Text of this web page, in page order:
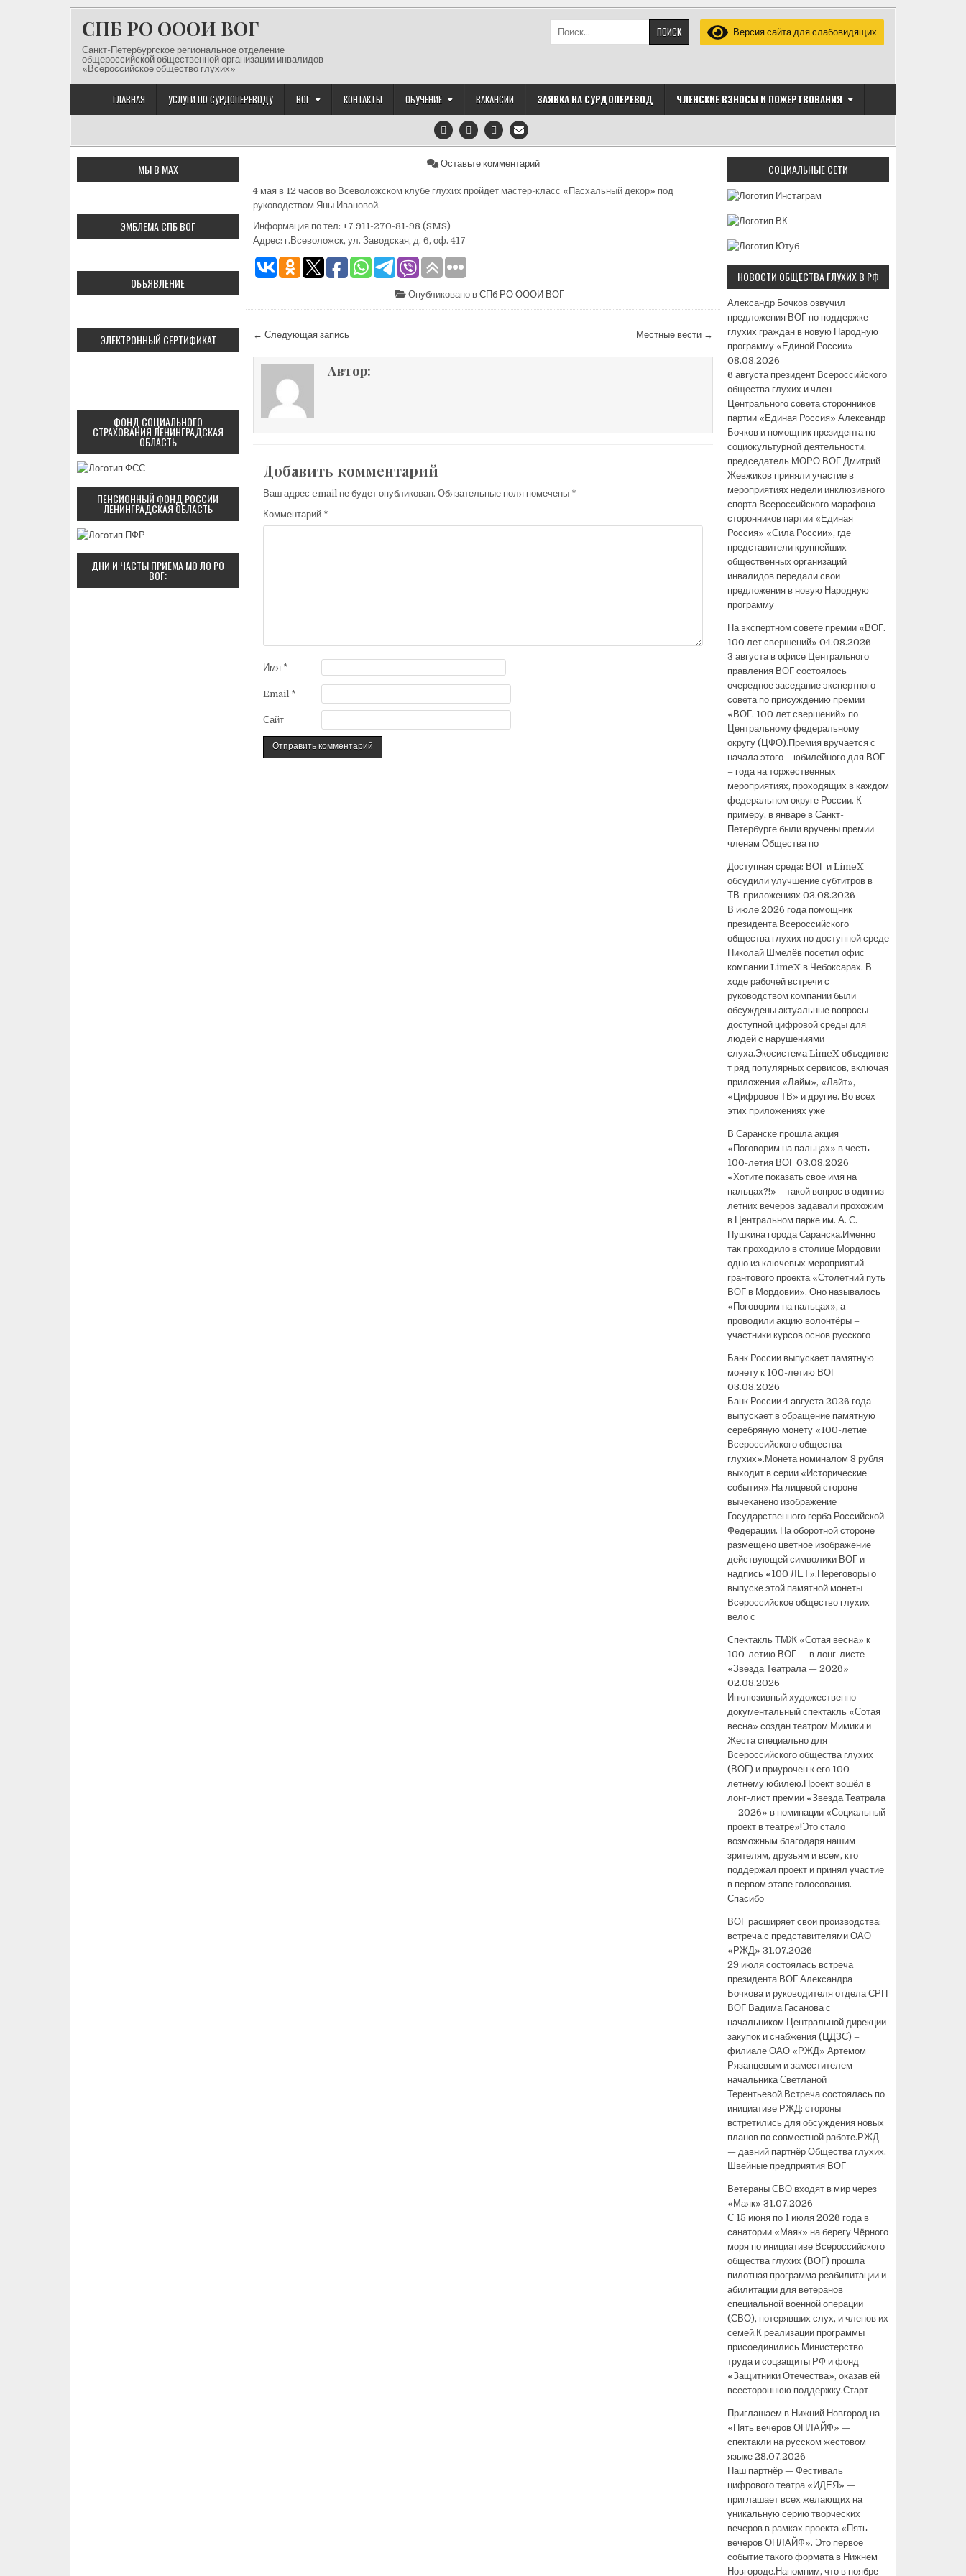
СПБ РО ОООИ ВОГ
Санкт-Петербургское региональное отделение
общероссийской общественной организации инвалидов
«Всероссийское общество глухих»
Версия сайта для слабовидящих
Найти:
ГЛАВНАЯ УСЛУГИ ПО СУРДОПЕРЕВОДУ ВОГ КОНТАКТЫ ОБУЧЕНИЕ ВАКАНСИИ ЗАЯВКА НА СУРДОПЕРЕВОД ЧЛЕНСКИЕ ВЗНОСЫ И ПОЖЕРТВОВАНИЯ
Оставьте комментарийна
4 мая в 12 часов во Всеволожском клубе глухих пройдет мастер-класс «Пасхальный декор» под
руководством Яны Ивановой.
Информация по тел: +7 911-270-81-98 (SMS)
Адрес: г.Всеволожск, ул. Заводская, д. 6, оф. 417
Опубликовано в СПб РО ОООИ ВОГ
Навигация по записям Местные вести →
← Следующая запись
Автор:
Добавить комментарий
Ваш адрес email не будет опубликован. Обязательные поля помечены *
Комментарий *
Имя *
Email *
Сайт
МЫ В МАХ
ЭМБЛЕМА СПБ ВОГ
ОБЪЯВЛЕНИЕ
ЭЛЕКТРОННЫЙ СЕРТИФИКАТ
ФОНД СОЦИАЛЬНОГО
СТРАХОВАНИЯ ЛЕНИНГРАДСКАЯ
ОБЛАСТЬ
ПЕНСИОННЫЙ ФОНД РОССИИ
ЛЕНИНГРАДСКАЯ ОБЛАСТЬ
ДНИ И ЧАСТЫ ПРИЕМА МО ЛО РО
ВОГ:
СОЦИАЛЬНЫЕ СЕТИ
НОВОСТИ ОБЩЕСТВА ГЛУХИХ В РФ
Александр Бочков озвучил
предложения ВОГ по поддержке
глухих граждан в новую Народную
программу «Единой России»
08.08.2026
6 августа президент Всероссийского
общества глухих и член
Центрального совета сторонников
партии «Единая Россия» Александр
Бочков и помощник президента по
социокультурной деятельности,
председатель МОРО ВОГ Дмитрий
Жевжиков приняли участие в
мероприятиях недели инклюзивного
спорта Всероссийского марафона
сторонников партии «Единая
Россия» «Сила России», где
представители крупнейших
общественных организаций
инвалидов передали свои
предложения в новую Народную
программу
На экспертном совете премии «ВОГ.
100 лет свершений» 04.08.2026
3 августа в офисе Центрального
правления ВОГ состоялось
очередное заседание экспертного
совета по присуждению премии
«ВОГ. 100 лет свершений» по
Центральному федеральному
округу (ЦФО).Премия вручается с
начала этого – юбилейного для ВОГ
– года на торжественных
мероприятиях, проходящих в каждом
федеральном округе России. К
примеру, в январе в Санкт-
Петербурге были вручены премии
членам Общества по
Доступная среда: ВОГ и LimeX
обсудили улучшение субтитров в
ТВ-приложениях 03.08.2026
В июле 2026 года помощник
президента Всероссийского
общества глухих по доступной среде
Николай Шмелёв посетил офис
компании LimeX в Чебоксарах. В
ходе рабочей встречи с
руководством компании были
обсуждены актуальные вопросы
доступной цифровой среды для
людей с нарушениями
слуха.Экосистема LimeX объединяе
т ряд популярных сервисов, включая
приложения «Лайм», «Лайт»,
«Цифровое ТВ» и другие. Во всех
этих приложениях уже
В Саранске прошла акция
«Поговорим на пальцах» в честь
100-летия ВОГ 03.08.2026
«Хотите показать свое имя на
пальцах?!» – такой вопрос в один из
летних вечеров задавали прохожим
в Центральном парке им. А. С.
Пушкина города Саранска.Именно
так проходило в столице Мордовии
одно из ключевых мероприятий
грантового проекта «Столетний путь
ВОГ в Мордовии». Оно называлось
«Поговорим на пальцах», а
проводили акцию волонтёры –
участники курсов основ русского
Банк России выпускает памятную
монету к 100-летию ВОГ
03.08.2026
Банк России 4 августа 2026 года
выпускает в обращение памятную
серебряную монету «100-летие
Всероссийского общества
глухих».Монета номиналом 3 рубля
выходит в серии «Исторические
события».На лицевой стороне
вычеканено изображение
Государственного герба Российской
Федерации. На оборотной стороне
размещено цветное изображение
действующей символики ВОГ и
надпись «100 ЛЕТ».Переговоры о
выпуске этой памятной монеты
Всероссийское общество глухих
вело с
Спектакль ТМЖ «Сотая весна» к
100-летию ВОГ — в лонг-листе
«Звезда Театрала — 2026»
02.08.2026
Инклюзивный художественно-
документальный спектакль «Сотая
весна» создан театром Мимики и
Жеста специально для
Всероссийского общества глухих
(ВОГ) и приурочен к его 100-
летнему юбилею.Проект вошёл в
лонг-лист премии «Звезда Театрала
— 2026» в номинации «Социальный
проект в театре»!Это стало
возможным благодаря нашим
зрителям, друзьям и всем, кто
поддержал проект и принял участие
в первом этапе голосования.
Спасибо
ВОГ расширяет свои производства:
встреча с представителями ОАО
«РЖД» 31.07.2026
29 июля состоялась встреча
президента ВОГ Александра
Бочкова и руководителя отдела СРП
ВОГ Вадима Гасанова с
начальником Центральной дирекции
закупок и снабжения (ЦДЗС) –
филиале ОАО «РЖД» Артемом
Рязанцевым и заместителем
начальника Светланой
Терентьевой.Встреча состоялась по
инициативе РЖД: стороны
встретились для обсуждения новых
планов по совместной работе.РЖД
— давний партнёр Общества глухих.
Швейные предприятия ВОГ
Ветераны СВО входят в мир через
«Маяк» 31.07.2026
С 15 июня по 1 июля 2026 года в
санатории «Маяк» на берегу Чёрного
моря по инициативе Всероссийского
общества глухих (ВОГ) прошла
пилотная программа реабилитации и
абилитации для ветеранов
специальной военной операции
(СВО), потерявших слух, и членов их
семей.К реализации программы
присоединились Министерство
труда и соцзащиты РФ и фонд
«Защитники Отечества», оказав ей
всестороннюю поддержку.Старт
Приглашаем в Нижний Новгород на
«Пять вечеров ОНЛАЙФ» —
спектакли на русском жестовом
языке 28.07.2026
Наш партнёр — Фестиваль
цифрового театра «ИДЕЯ» —
приглашает всех желающих на
уникальную серию творческих
вечеров в рамках проекта «Пять
вечеров ОНЛАЙФ». Это первое
событие такого формата в Нижнем
Новгороде.Напомним, что в ноябре